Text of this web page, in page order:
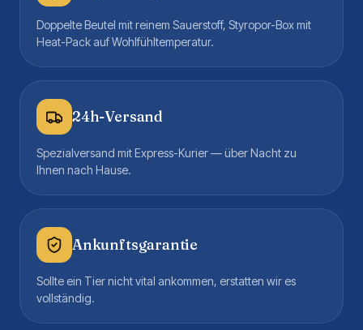
Doppelte Beutel mit reinem Sauerstoff, Styropor-Box mit
Heat-Pack auf Wohlfühltemperatur.
24h-Versand
Spezialversand mit Express-Kurier — über Nacht zu
Ihnen nach Hause.
Ankunftsgarantie
Sollte ein Tier nicht vital ankommen, erstatten wir es
vollständig.